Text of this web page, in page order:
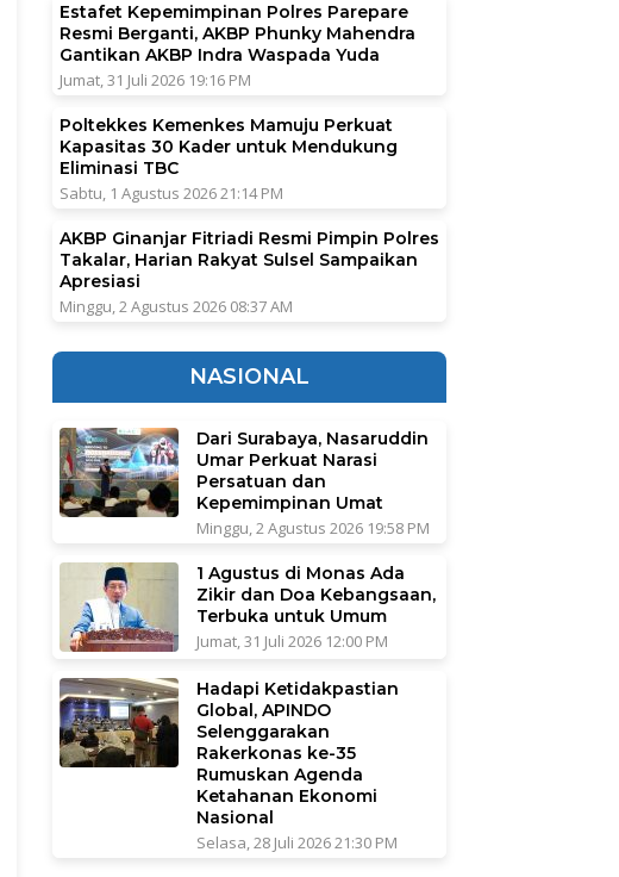
Estafet Kepemimpinan Polres Parepare
Resmi Berganti, AKBP Phunky Mahendra
Gantikan AKBP Indra Waspada Yuda
Jumat, 31 Juli 2026 19:16 PM
Poltekkes Kemenkes Mamuju Perkuat
Kapasitas 30 Kader untuk Mendukung
Eliminasi TBC
Sabtu, 1 Agustus 2026 21:14 PM
AKBP Ginanjar Fitriadi Resmi Pimpin Polres
Takalar, Harian Rakyat Sulsel Sampaikan
Apresiasi
Minggu, 2 Agustus 2026 08:37 AM
NASIONAL
Dari Surabaya, Nasaruddin
Umar Perkuat Narasi
Persatuan dan
Kepemimpinan Umat
Minggu, 2 Agustus 2026 19:58 PM
1 Agustus di Monas Ada
Zikir dan Doa Kebangsaan,
Terbuka untuk Umum
Jumat, 31 Juli 2026 12:00 PM
Hadapi Ketidakpastian
Global, APINDO
Selenggarakan
Rakerkonas ke-35
Rumuskan Agenda
Ketahanan Ekonomi
Nasional
Selasa, 28 Juli 2026 21:30 PM